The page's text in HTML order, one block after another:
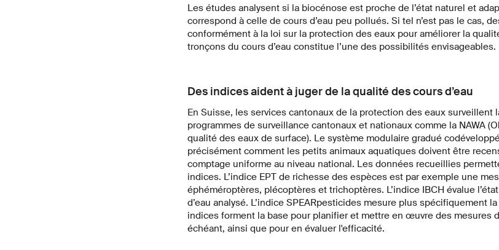
Les études analysent si la biocénose est proche de l’état naturel et
correspond à celle de cours d’eau peu pollués. Si tel n’est pas le cas,
conformément à la loi sur la protection des eaux pour améliorer la
tronçons du cours d’eau constitue l’une des possibilités envisageables.
Des indices aident à juger de la qualité des cours d’eau
En Suisse, les services cantonaux de la protection des eaux surveillent
programmes de surveillance cantonaux et nationaux comme la NAWA
qualité des eaux de surface). Le système modulaire gradué
précisément comment les petits animaux aquatiques doivent être
comptage uniforme au niveau national. Les données recueillies
indices. L’indice EPT de richesse des espèces est par exemple une
éphéméroptères, plécoptères et trichoptères. L’indice IBCH évalue
d’eau analysé. L’indice SPEARpesticides mesure plus spécifiquement
indices forment la base pour planifier et mettre en œuvre des mesures
échéant, ainsi que pour en évaluer l'efficacité.